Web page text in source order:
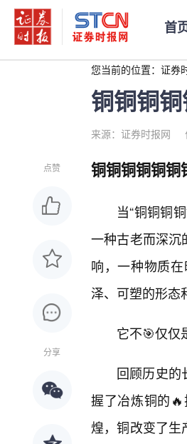
首
您当前的位置： 证券
铜铜铜
来源：证券时报网
点赞
分享
铜铜铜铜铜铜
当“铜铜铜
一种古老而深沉
响，一种物质
泽、可塑的形态
它不🎯仅仅
回顾历史的
握了冶炼铜的
煌，铜改变了